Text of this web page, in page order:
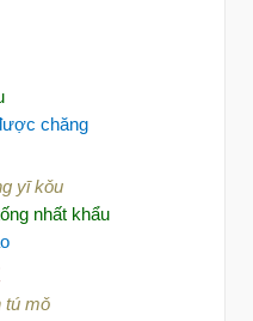
chăng
yī kǒu
nhất khẩu
tú mǒ